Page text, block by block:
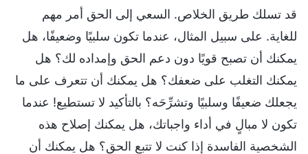
قد تسلك طريق الخلاص. السعي إلى الحق أمر مهم
للغاية. على سبيل المثال، عندما تكون سلبيًا وضعيفًا، هل
يمكنك أن تصبح قويًا دون دعم الحق وإمداده لك؟ هل
يمكنك التغلب على ضعفك؟ هل يمكنك أن تتعرف على ما
يجعلك ضعيفًا وسلبيًا وتشرِّحَه؟ بالتأكيد لا تستطيع! عندما
تكون لا مبالٍ في أداء واجباتك، هل يمكنك إصلاح هذه
الشخصية الفاسدة إذا كنت لا تتبع الحق؟ هل يمكنك أن